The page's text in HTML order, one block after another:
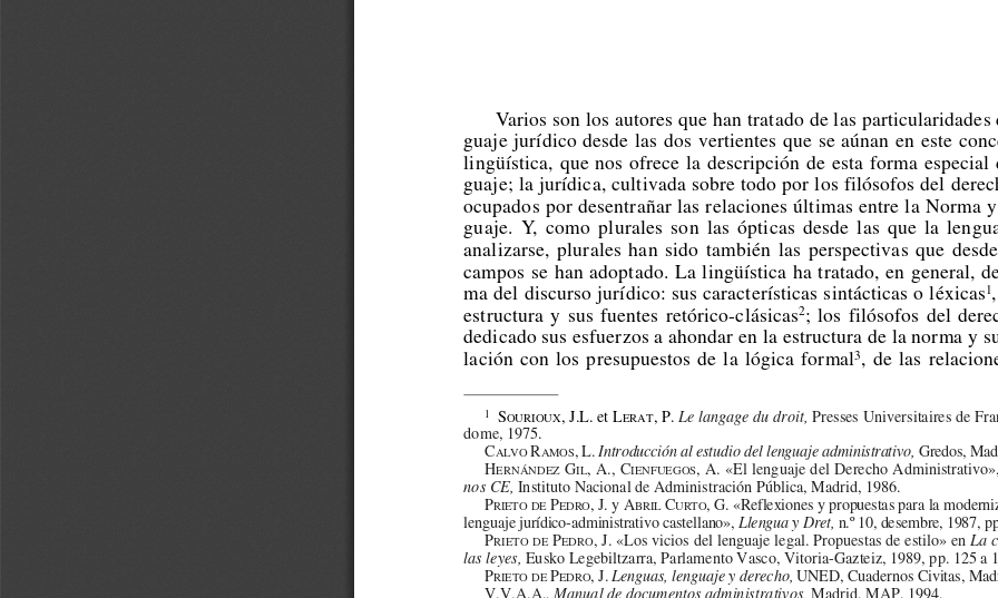
Varios son los autores que han tratado de las particularidades
guaje jurídico desde las dos vertientes que se aúnan en este
lingüística, que nos ofrece la descripción de esta forma especial
guaje; la jurídica, cultivada sobre todo por los filósofos del
ocupados por desentrañar las relaciones últimas entre la Norma
guaje.  Y,  como  plurales  son  las  ópticas  desde  las  que  la
analizarse,  plurales  han  sido  también  las  perspectivas  que
campos se han adoptado. La lingüística ha tratado, en general,
ma del discurso jurídico: sus características sintácticas o léxicas1
estructura  y  sus  fuentes  retórico-clásicas2;  los  filósofos  del
dedicado sus esfuerzos a ahondar en la estructura de la norma y
lación  con  los  presupuestos  de  la  lógica  formal3,  de  las
1 SOURIOUX, J.L. et LERAT, P. Le langage du droit, Presses Universitaires de
dome, 1975.
CALVO RAMOS, L. Introducción al estudio del lenguaje administrativo, Gredos,
HERNÁNDEZ GIL, A., CIENFUEGOS, A. «El lenguaje del Derecho Administrativo»,
nos CE, Instituto Nacional de Administración Pública, Madrid, 1986.
PRIETO DE PEDRO, J. y ABRIL CURTO, G. «Reflexiones y propuestas para la
lenguaje jurídico-administrativo castellano», Llengua y Dret, n.º 10, desembre, 1987,
PRIETO DE PEDRO, J. «Los vicios del lenguaje legal. Propuestas de estilo» en La
las leyes, Eusko Legebiltzarra, Parlamento Vasco, Vitoria-Gazteiz, 1989, pp. 125 a
PRIETO DE PEDRO, J. Lenguas, lenguaje y derecho, UNED, Cuadernos Civitas,